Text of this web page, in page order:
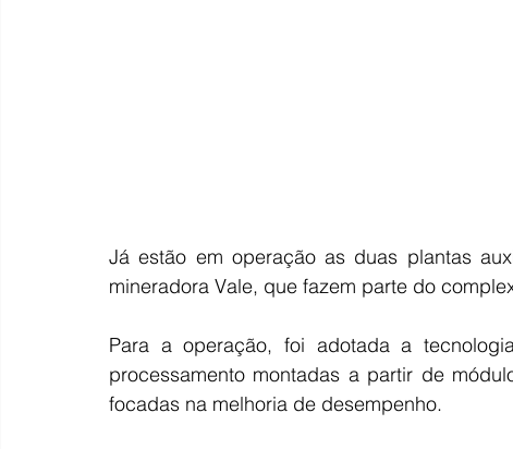
Já estão em operação as duas plantas
mineradora Vale, que fazem parte do
Para a operação, foi adotada a
processamento montadas a partir de
focadas na melhoria de desempenho.